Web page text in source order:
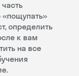
определить
к вам
на все